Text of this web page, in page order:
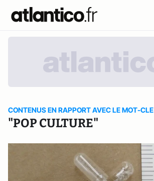
CONTENUS EN RAPPORT AVEC LE MOT-CLE
"POP CULTURE"